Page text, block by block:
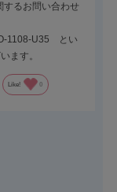
るお問い合わせ
1108-U35 とい
ます。
Like! 0